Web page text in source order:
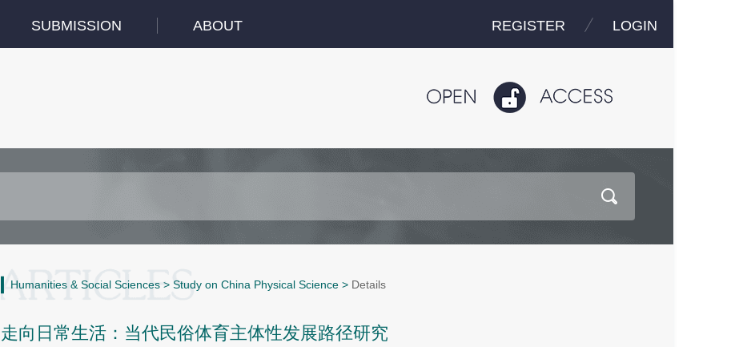
SUBMISSION ABOUT REGISTER LOGIN
Humanities & Social Sciences > Study on China Physical Science > Details
走向日常生活：当代民俗体育主体性发展路径研究